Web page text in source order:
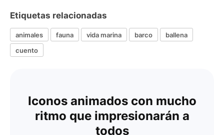
Etiquetas relacionadas
animales fauna vida marina barco
ballena
cuento
Iconos animados con mucho
ritmo que impresionarán a
todos